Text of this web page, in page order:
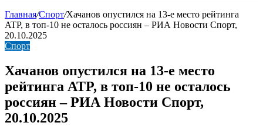
Главная/Спорт/Хачанов опустился на 13-е место рейтинга
ATP, в топ-10 не осталось россиян – РИА Новости Спорт,
20.10.2025
Спорт
Хачанов опустился на 13-е место
рейтинга ATP, в топ-10 не осталось
россиян – РИА Новости Спорт,
20.10.2025